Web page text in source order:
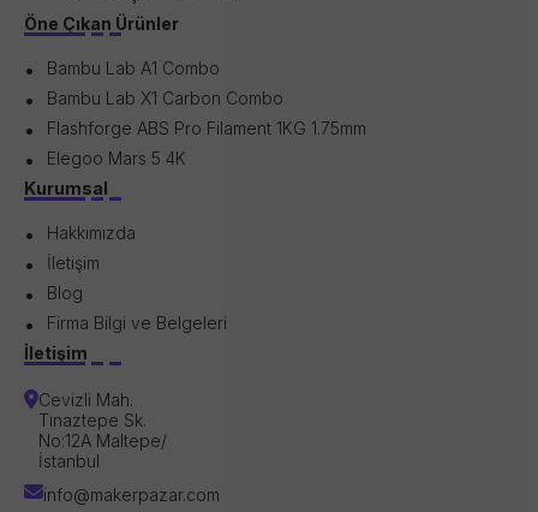
Öne Çıkan Ürünler
Bambu Lab A1 Combo
Bambu Lab X1 Carbon Combo
Flashforge ABS Pro Filament 1KG 1.75mm
Elegoo Mars 5 4K
Kurumsal
Hakkımızda
İletişim
Blog
Firma Bilgi ve Belgeleri
İletişim
Cevizli Mah.
Tınaztepe Sk.
No:12A Maltepe/
İstanbul
info@makerpazar.com